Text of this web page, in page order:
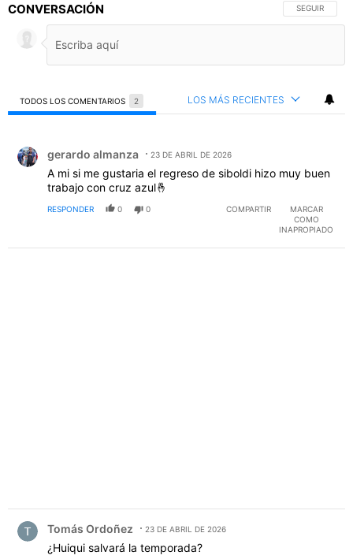
CONVERSACIÓN SIGA ESTA
SEGUIR
TODOS LOS COMENTARIOS 2 LOS MÁS RECIENTES
gerardo almanza 23 DE ABRIL DE 2026
A mi si me gustaria el regreso de siboldi hizo muy buen
trabajo con cruz azul🤞
RESPONDER 0 0 COMPARTIR
MARCAR
COMO
INAPROPIADO
Tomás Ordoñez 23 DE ABRIL DE 2026
¿Huiqui salvará la temporada?